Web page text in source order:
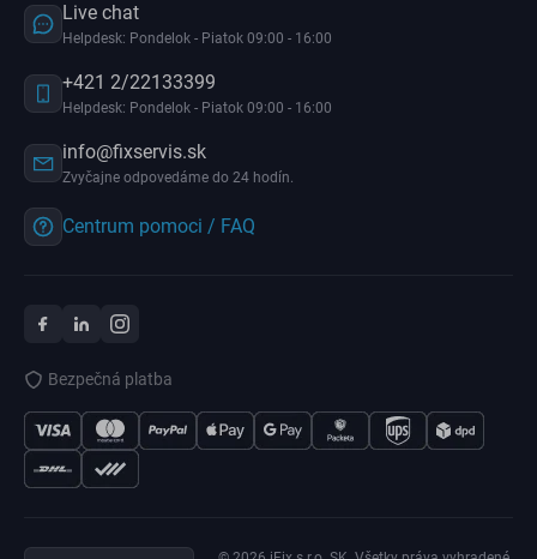
Live chat
Helpdesk: Pondelok - Piatok 09:00 - 16:00
+421 2/22133399
Helpdesk: Pondelok - Piatok 09:00 - 16:00
info@fixservis.sk
Zvyčajne odpovedáme do 24 hodín.
Centrum pomoci / FAQ
Bezpečná platba